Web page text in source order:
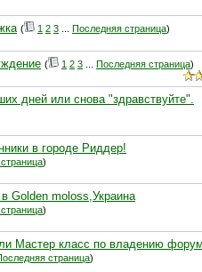
( 1 2 3 Последняя страница)
( 1 2 3 Последняя страница)
дней или снова "здравствуйте".
в городе Риддер!
)
Golden moloss,Украина
)
Мастер класс по владению
страница)